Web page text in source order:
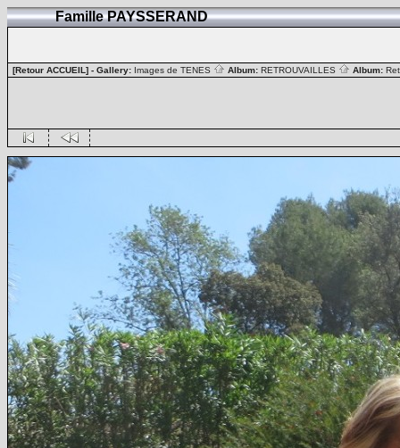
Famille PAYSSERAND
[Retour ACCUEIL] - Gallery: Images de TENES Album: RETROUVAILLES Album: